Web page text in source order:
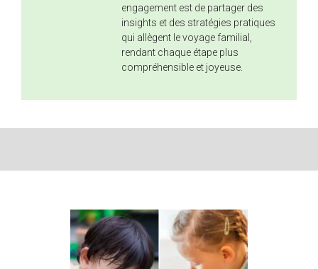
engagement est de partager des
insights et des stratégies pratiques
qui allègent le voyage familial,
rendant chaque étape plus
compréhensible et joyeuse.